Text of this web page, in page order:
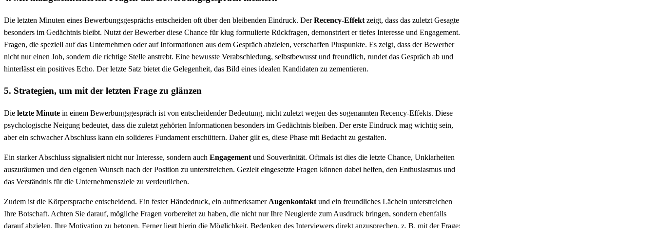
Die letzten Minuten eines Bewerbungsgesprächs entscheiden oft über den bleibenden Eindruck. DerRecency-Effekt zeigt, dass das zuletzt Gesagte
besonders im Gedächtnis bleibt. Nutzt der Bewerber diese Chance für klug formulierte Rückfragen, demonstriert er tiefes Interesse und Engagement.
Fragen, die speziell auf das Unternehmen oder auf Informationen aus dem Gespräch abzielen, verschaffen Pluspunkte. Es zeigt, dass der Bewerber
nicht nur einen Job, sondern die richtige Stelle anstrebt. Eine bewusste Verabschiedung, selbstbewusst und freundlich, rundet das Gespräch ab und
hinterlässt ein positives Echo. Der letzte Satz bietet die Gelegenheit, das Bild eines idealen Kandidaten zu zementieren.
5. Strategien, um mit der letzten Frage zu glänzen
Die letzte Minute in einem Bewerbungsgespräch ist von entscheidender Bedeutung, nicht zuletzt wegen des sogenannten Recency-Effekts. Diese
psychologische Neigung bedeutet, dass die zuletzt gehörten Informationen besonders im Gedächtnis bleiben. Der erste Eindruck mag wichtig sein,
aber ein schwacher Abschluss kann ein solideres Fundament erschüttern. Daher gilt es, diese Phase mit Bedacht zu gestalten.
Ein starker Abschluss signalisiert nicht nur Interesse, sondern auch Engagement und Souveränität. Oftmals ist dies die letzte Chance, Unklarheiten
auszuräumen und den eigenen Wunsch nach der Position zu unterstreichen. Gezielt eingesetzte Fragen können dabei helfen, den Enthusiasmus und
das Verständnis für die Unternehmensziele zu verdeutlichen.
Zudem ist die Körpersprache entscheidend. Ein fester Händedruck, ein aufmerksamer Augenkontakt und ein freundliches Lächeln unterstreichen
Ihre Botschaft. Achten Sie darauf, mögliche Fragen vorbereitet zu haben, die nicht nur Ihre Neugierde zum Ausdruck bringen, sondern ebenfalls
darauf abzielen, Ihre Motivation zu betonen. Ferner liegt hierin die Möglichkeit, Bedenken des Interviewers direkt anzusprechen, z. B. mit der Frage: